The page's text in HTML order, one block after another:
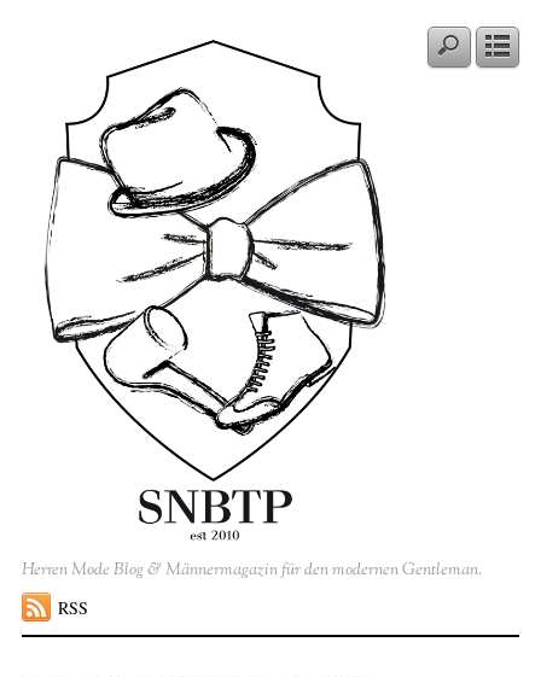
Herren Mode Blog & Männermagazin für den modernen Gentleman.
RSS